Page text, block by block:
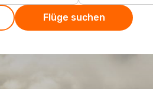
Flüge suchen